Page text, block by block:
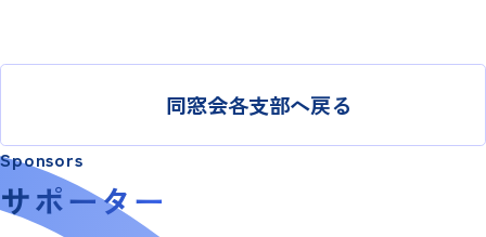
同窓会各支部へ戻る
Sponsors
サポーター